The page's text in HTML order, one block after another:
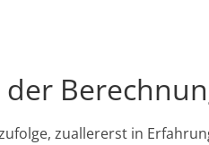
der
zuallererst in